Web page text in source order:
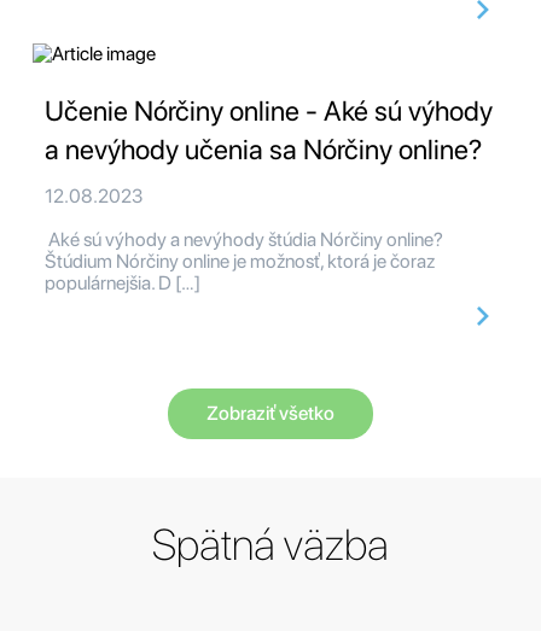
Učenie Nórčiny online - Aké sú výhody
a nevýhody učenia sa Nórčiny online?
12.08.2023
Aké sú výhody a nevýhody štúdia Nórčiny online?
Štúdium Nórčiny online je možnosť, ktorá je čoraz
populárnejšia. D […]
Zobraziť všetko
Spätná väzba